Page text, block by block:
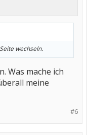
wechseln.
Was mache ich
meine
#6